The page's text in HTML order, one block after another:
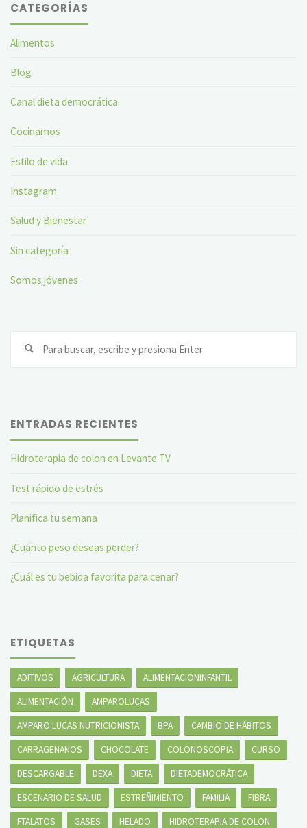
CATEGORÍAS
Alimentos
Blog
Canal dieta democrática
Cocinamos
Estilo de vida
Instagram
Salud y Bienestar
Sin categoría
Somos jóvenes
ENTRADAS RECIENTES
Hidroterapia de colon en Levante TV
Test rápido de estrés
Planifica tu semana
¿Cuánto peso deseas perder?
¿Cuál es tu bebida favorita para cenar?
ETIQUETAS
ADITIVOS AGRICULTURA
ALIMENTACIONINFANTIL
ALIMENTACIÓN
AMPAROLUCAS
AMPARO LUCAS NUTRICIONISTA
BPA
CAMBIO DE HÁBITOS
CARRAGENANOS
CHOCOLATE COLONOSCOPIA
CURSO
DESCARGABLE
DEXA DIETA
DIETADEMOCRÁTICA
ESCENARIO DE SALUD
ESTREÑIMIENTO FAMILIA
FIBRA
FTALATOS
GASES HELADO
HIDROTERAPIA DE COLON